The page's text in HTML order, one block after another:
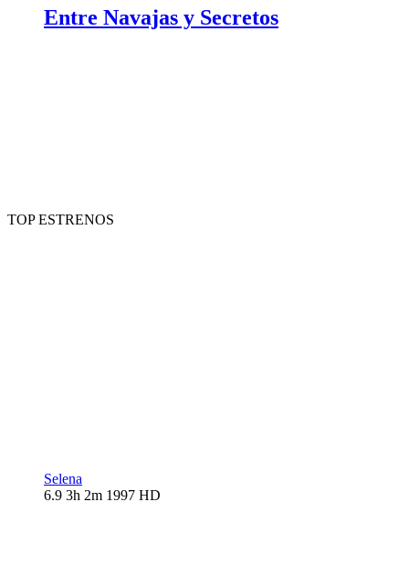
Entre Navajas y Secretos
TOP ESTRENOS
Selena
6.9 3h 2m 1997 HD